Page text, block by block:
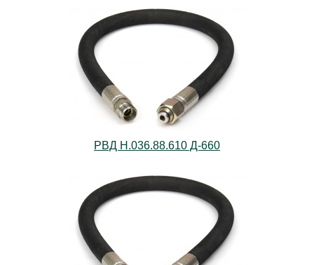
РВД Н.036.88.610 Д-660